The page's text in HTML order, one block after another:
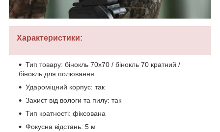
Характеристики:
Тип товару: бінокль 70х70 / бінокль 70 кратний /
бінокль для полювання
Удароміцний корпус: так
Захист від вологи та пилу: так
Тип кратності: фіксована
Фокусна відстань: 5 м